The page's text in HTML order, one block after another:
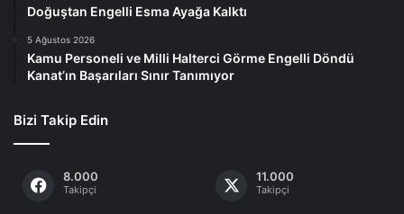
Doğuştan Engelli Esma Ayağa Kalktı
5 Ağustos 2026
Kamu Personeli ve Milli Halterci Görme Engelli Döndü
Kanat’ın Başarıları Sınır Tanımıyor
Bizi Takip Edin
8.000
Takipçi
11.000
Takipçi